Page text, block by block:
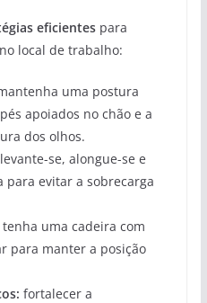
eficientespara
local de trabalho:
uma postura
apoiados no chão e a
dos olhos.
levante-se, alongue-se e
para evitar a sobrecarga
tenha uma cadeira com
para manter a posição
fortalecer a